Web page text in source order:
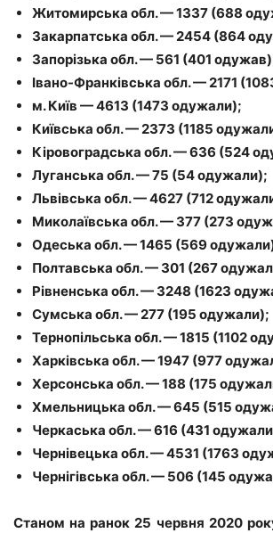
Житомирська обл. — 1337 (688
Закарпатська обл. — 2454 (864
Запорізька обл. — 561 (401
Івано-Франківська обл. — 2171
м. Київ — 4613 (1473 одужали);
Київська обл. — 2373 (1185
Кіровоградська обл. — 636 (524
Луганська обл. — 75 (54 одужали);
Львівська обл. — 4627 (712
Миколаївська обл. — 377 (273
Одеська обл. — 1465 (569
Полтавська обл. — 301 (267
Рівненська обл. — 3248 (1623
Сумська обл. — 277 (195 одужали);
Тернопільська обл. — 1815 (1102
Харківська обл. — 1947 (977
Херсонська обл. — 188 (175
Хмельницька обл. — 645 (515
Черкаська обл. — 616 (431
Чернівецька обл. — 4531 (1763
Чернігівська обл. — 506 (145
Станом на ранок 25 червня 2020